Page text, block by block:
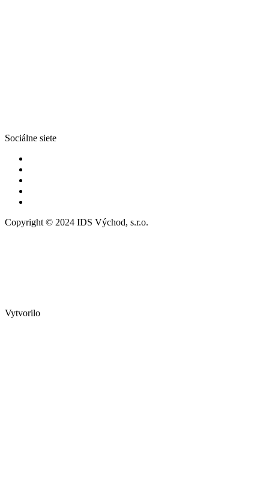
Sociálne siete
Copyright © 2024 IDS Východ, s.r.o.
Vytvorilo